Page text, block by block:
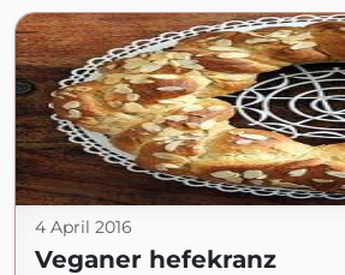
4 April 2016
Veganer hefekranz